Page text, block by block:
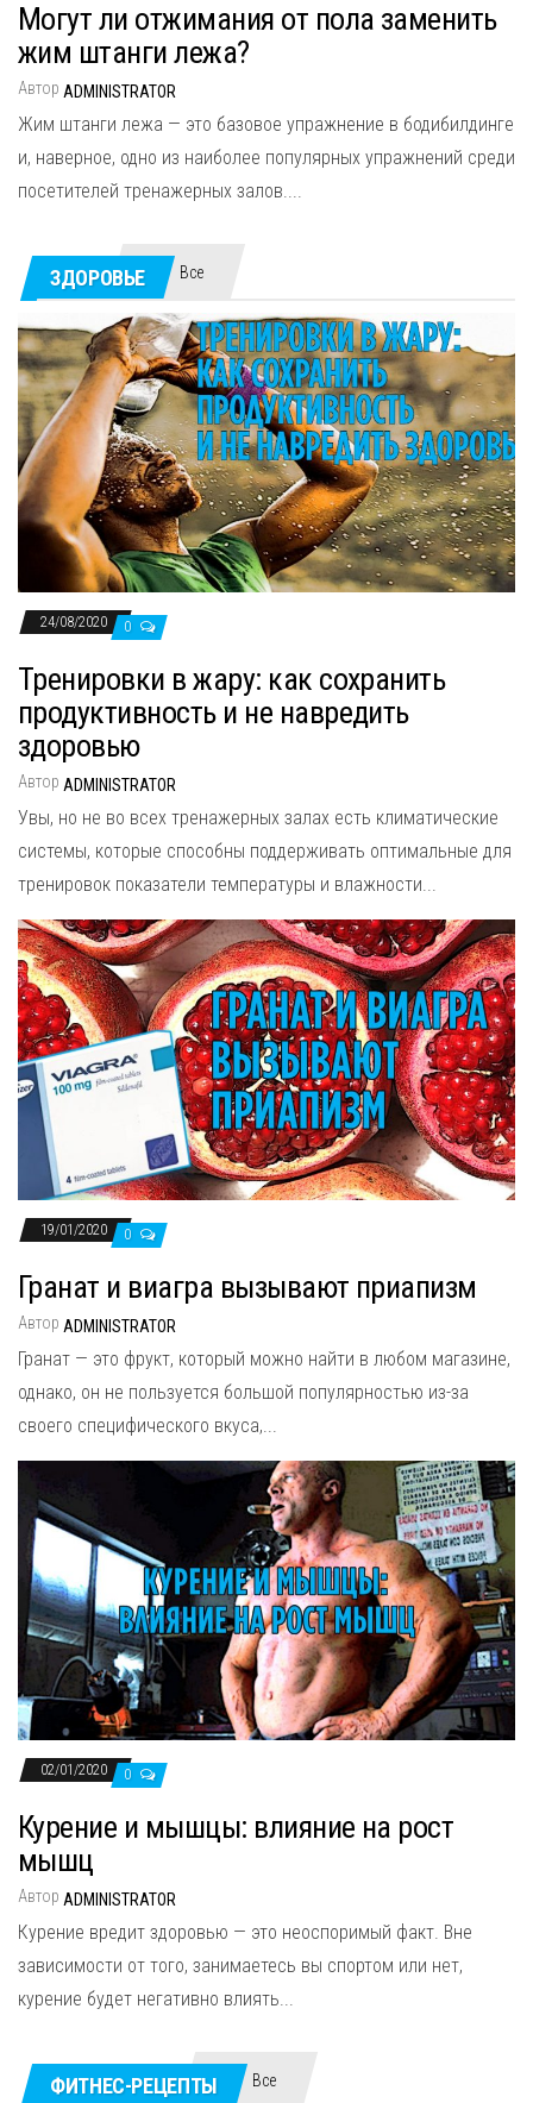
Могут ли отжимания от пола заменить
жим штанги лежа?
Автор ADMINISTRATOR
Жим штанги лежа — это базовое упражнение в бодибилдинге
и, наверное, одно из наиболее популярных упражнений среди
посетителей тренажерных залов....
ЗДОРОВЬЕ Все
24/08/2020 0
Тренировки в жару: как сохранить
продуктивность и не навредить
здоровью
Автор ADMINISTRATOR
Увы, но не во всех тренажерных залах есть климатические
системы, которые способны поддерживать оптимальные для
тренировок показатели температуры и влажности...
19/01/2020 0
Гранат и виагра вызывают приапизм
Автор ADMINISTRATOR
Гранат — это фрукт, который можно найти в любом магазине,
однако, он не пользуется большой популярностью из-за
своего специфического вкуса,...
02/01/2020 0
Курение и мышцы: влияние на рост
мышц
Автор ADMINISTRATOR
Курение вредит здоровью — это неоспоримый факт. Вне
зависимости от того, занимаетесь вы спортом или нет,
курение будет негативно влиять...
ФИТНЕС-РЕЦЕПТЫ Все